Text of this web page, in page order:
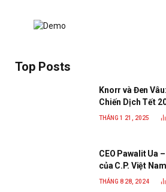
Top Posts
Knorr và Đen
Chiến Dịch Tết
Nhà”
THÁNG 1 21, 2025
CEO Pawalit Ua
của C.P. Việt
nghiệp xanh,
THÁNG 8 28, 2024